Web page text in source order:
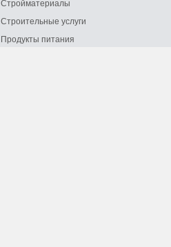
Стройматериалы
Строительные услуги
Продукты питания